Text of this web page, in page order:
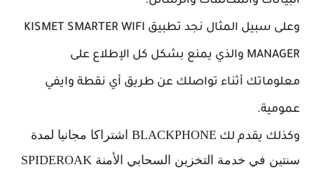
وعلى سبيل المثال نجد تطبيق KISMET SMARTER WIFI
MANAGER والذي يمنع بشكل كل الإطلاع على
معلوماتك أثناء تواصلك عن طريق أي نقطة وايفي
عمومية.
وكذلك يقدم لك
BLACKPHONE اشتراكا مجانيا لمدة
سنتين في خدمة التخزين السحابي الأمنة SPIDEROAK